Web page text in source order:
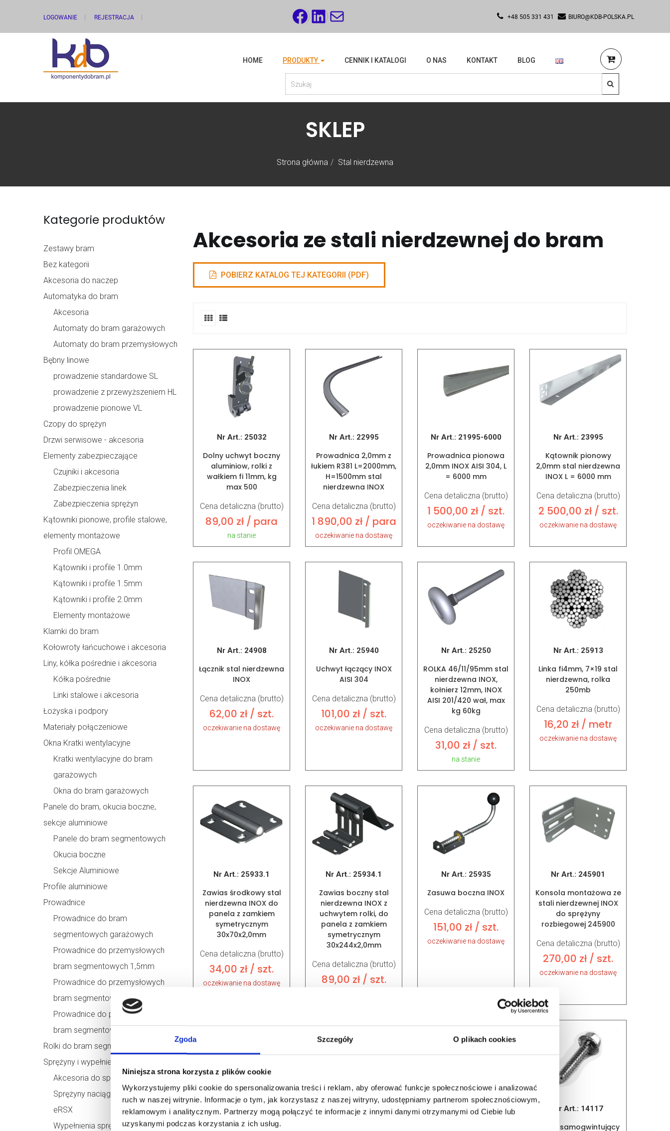
Zgoda Szczegóły O plikach cookies
Niniejsza strona korzysta z plików cookie
Wykorzystujemy pliki cookie do spersonalizowania treści i reklam, aby oferować funkcje społecznościowe i analizować
ruch w naszej witrynie. Informacje o tym, jak korzystasz z naszej witryny, udostępniamy partnerom społecznościowym,
reklamowym i analitycznym. Partnerzy mogą połączyć te informacje z innymi danymi otrzymanymi od Ciebie lub
uzyskanymi podczas korzystania z ich usług.
LOGOWANIE REJESTRACJA FACEBOOK
LINKEDIN
MAIL +48 505 331 431 BIURO@KDB-POLSKA.PL
HOME PRODUKTY CENNIK I KATALOGI O NAS KONTAKT BLOG
Strona główna Stal nierdzewna
SKLEP
Kategorie produktów
Zestawy bram
Bez kategorii
Akcesoria do naczep
Automatyka do bram
Akcesoria
Automaty do bram garażowych
Automaty do bram przemysłowych
Bębny linowe
prowadzenie standardowe SL
prowadzenie z przewyższeniem HL
prowadzenie pionowe VL
Czopy do sprężyn
Drzwi serwisowe - akcesoria
Elementy zabezpieczające
Czujniki i akcesoria
Zabezpieczenia linek
Zabezpieczenia sprężyn
Kątowniki pionowe, profile stalowe,
elementy montażowe
Profil OMEGA
Kątowniki i profile 1.0mm
Kątowniki i profile 1.5mm
Kątowniki i profile 2.0mm
Elementy montażowe
Klamki do bram
Kołowroty łańcuchowe i akcesoria
Liny, kółka pośrednie i akcesoria
Kółka pośrednie
Linki stalowe i akcesoria
Łożyska i podpory
Materiały połączeniowe
Okna Kratki wentylacyjne
Kratki wentylacyjne do bram
garażowych
Okna do bram garażowych
Panele do bram, okucia boczne,
sekcje aluminiowe
Panele do bram segmentowych
Okucia boczne
Sekcje Aluminiowe
Profile aluminiowe
Prowadnice
Prowadnice do bram
segmentowych garażowych
Prowadnice do przemysłowych
bram segmentowych 1,5mm
Prowadnice do przemysłowych
bram segmentowych 1,75mm
Prowadnice do przemysłowych
bram segmentowych 2,00mm
Rolki do bram segmentowych
Sprężyny i wypełnienia sprężyn
Akcesoria do sprężyn
Sprężyny naciągowe do systemu
eRSX
Wypełnienia sprężyn
Akcesoria ze stali nierdzewnej do bram
POBIERZ KATALOG TEJ KATEGORII (PDF)
Nr Art.: 25032
Dolny uchwyt boczny
aluminiow, rolki z
wałkiem fi 11mm, kg
max 500
Cena detaliczna (brutto)
89,00 zł / para
na stanie
Nr Art.: 22995
Prowadnica 2,0mm z
łukiem R381 L=2000mm,
H=1500mm stal
nierdzewna INOX
Cena detaliczna (brutto)
1 890,00 zł/ para
oczekiwanie na dostawę
Nr Art.: 21995-6000
Prowadnica pionowa
2,0mm INOX AISI 304, L
= 6000 mm
Cena detaliczna (brutto)
1 500,00 zł / szt.
oczekiwanie na dostawę
Nr Art.: 23995
Kątownik pionowy
2,0mm stal nierdzewna
INOX L = 6000 mm
Cena detaliczna (brutto)
2 500,00 zł/ szt.
oczekiwanie na dostawę
Nr Art.: 24908
Łącznik stal nierdzewna
INOX
Cena detaliczna (brutto)
62,00 zł / szt.
oczekiwanie na dostawę
Nr Art.: 25940
Uchwyt łączący INOX
AISI 304
Cena detaliczna (brutto)
101,00 zł / szt.
oczekiwanie na dostawę
Nr Art.: 25250
ROLKA 46/11/95mm stal
nierdzewna INOX,
kołnierz 12mm, INOX
AISI 201/420 wał, max
kg 60kg
Cena detaliczna (brutto)
31,00 zł / szt.
na stanie
Nr Art.: 25913
Linka fi4mm, 7×19 stal
nierdzewna, rolka
250mb
Cena detaliczna (brutto)
16,20 zł / metr
oczekiwanie na dostawę
Nr Art.: 25933.1
Zawias środkowy stal
nierdzewna INOX do
panela z zamkiem
symetrycznym
30x70x2,0mm
Cena detaliczna (brutto)
34,00 zł / szt.
oczekiwanie na dostawę
Nr Art.: 25934.1
Zawias boczny stal
nierdzewna INOX z
uchwytem rolki, do
panela z zamkiem
symetrycznym
30x244x2,0mm
Cena detaliczna (brutto)
89,00 zł/ szt.
Nr Art.: 25935
Zasuwa boczna INOX
Cena detaliczna (brutto)
151,00 zł / szt.
oczekiwanie na dostawę
Nr Art.: 245901
Konsola montażowa ze
stali nierdzewnej INOX
do sprężyny
rozbiegowej 245900
Cena detaliczna (brutto)
270,00 zł / szt.
oczekiwanie na dostawę
Nr Art.:14913
Nakrętka stal
Nr Art.: 245900 Nr Art.: 14910 Nr Art.: 14117
Wkręt samogwintujący